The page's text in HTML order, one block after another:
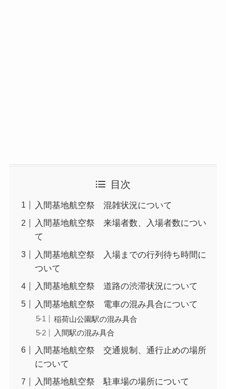
目次
入間基地航空祭 混雑状況について
入間基地航空祭 来場者数、入場者数につい
て
入間基地航空祭 入場までの行列待ち時間に
ついて
入間基地航空祭 道路の渋滞状況について
入間基地航空祭 電車の混み具合について
稲荷山公園駅の混み具合
入間駅の混み具合
入間基地航空祭 交通規制、通行止めの場所
について
入間基地航空祭 駐車場の場所について